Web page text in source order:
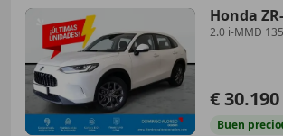
Honda
2.0 i-MMD
€ 30.190
Buen precio